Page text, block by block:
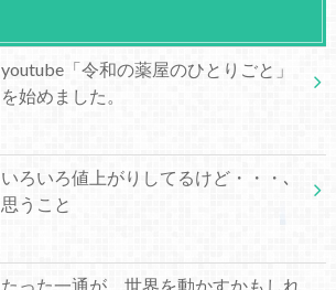
youtube「令和の薬屋のひとりごと」
を始めました。
いろいろ値上がりしてるけど・・・､
思うこと
たった一通が、世界を動かすかもしれ